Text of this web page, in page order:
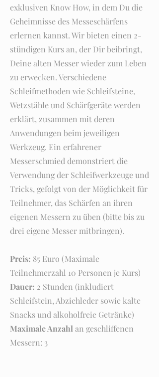
exklusiven Know How, in dem Du die
Geheimnisse des Messeschärfens
erlernen kannst. Wir bieten einen 2-
stündigen Kurs an, der Dir beibringt,
Deine alten Messer wieder zum Leben
zu erwecken. Verschiedene
Schleifmethoden wie Schleifsteine,
Wetzstähle und Schärfgeräte werden
erklärt, zusammen mit deren
Anwendungen beim jeweiligen
Werkzeug. Ein erfahrener
Messerschmied demonstriert die
Verwendung der Schleifwerkzeuge und
Tricks, gefolgt von der Möglichkeit für
Teilnehmer, das Schärfen an ihren
eigenen Messern zu üben (bitte bis zu
drei eigene Messer mitbringen).
Preis: 85 Euro (Maximale
Teilnehmerzahl 10 Personen je Kurs)
​Dauer: 2 Stunden (inkludiert
Schleifstein, Abziehleder sowie kalte
Snacks und alkoholfreie Getränke)
Maximale Anzahl an geschliffenen
Messern: 3